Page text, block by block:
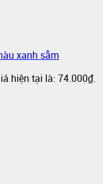
xanh sẫm
hiện tại là: 74.000₫.